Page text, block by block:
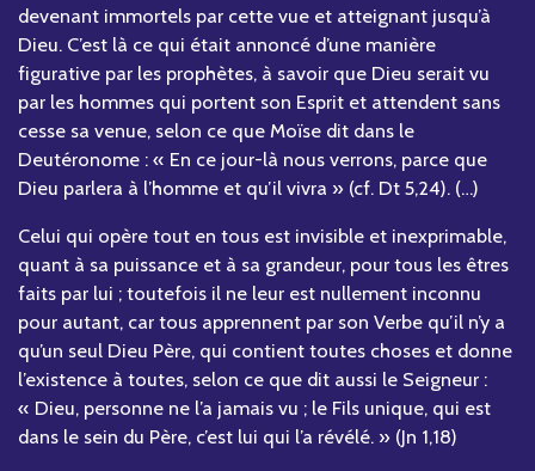
devenant immortels par cette vue et atteignant jusqu’à
Dieu. C’est là ce qui était annoncé d’une manière
figurative par les prophètes, à savoir que Dieu serait vu
par les hommes qui portent son Esprit et attendent sans
cesse sa venue, selon ce que Moïse dit dans le
Deutéronome : « En ce jour-là nous verrons, parce que
Dieu parlera à l’homme et qu’il vivra » (cf. Dt 5,24). (…)
Celui qui opère tout en tous est invisible et inexprimable,
quant à sa puissance et à sa grandeur, pour tous les êtres
faits par lui ; toutefois il ne leur est nullement inconnu
pour autant, car tous apprennent par son Verbe qu’il n’y a
qu’un seul Dieu Père, qui contient toutes choses et donne
l’existence à toutes, selon ce que dit aussi le Seigneur :
« Dieu, personne ne l’a jamais vu ; le Fils unique, qui est
dans le sein du Père, c’est lui qui l’a révélé. » (Jn 1,18)